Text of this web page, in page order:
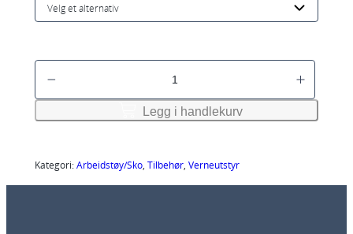
V
s
k
Legg i handlekurv
Kategori:Arbeidstøy/Sko, Tilbehør, Verneutstyr